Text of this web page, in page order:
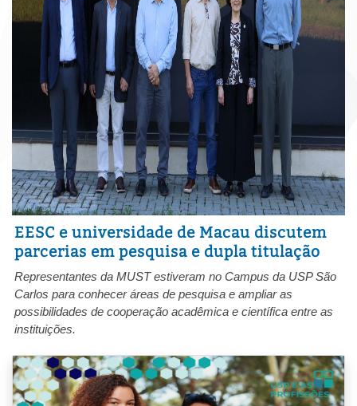
EESC e universidade de Macau discutem
parcerias em pesquisa e dupla titulação
Representantes da MUST estiveram no Campus da USP São
Carlos para conhecer áreas de pesquisa e ampliar as
possibilidades de cooperação acadêmica e científica entre as
instituições.